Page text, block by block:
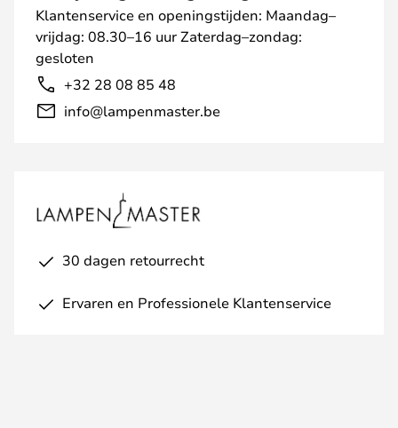
Klantenservice en openingstijden: Maandag–
vrijdag: 08.30–16 uur Zaterdag–zondag:
gesloten
+32 28 08 85 48
info@lampenmaster.be
30 dagen retourrecht
Ervaren en Professionele Klantenservice